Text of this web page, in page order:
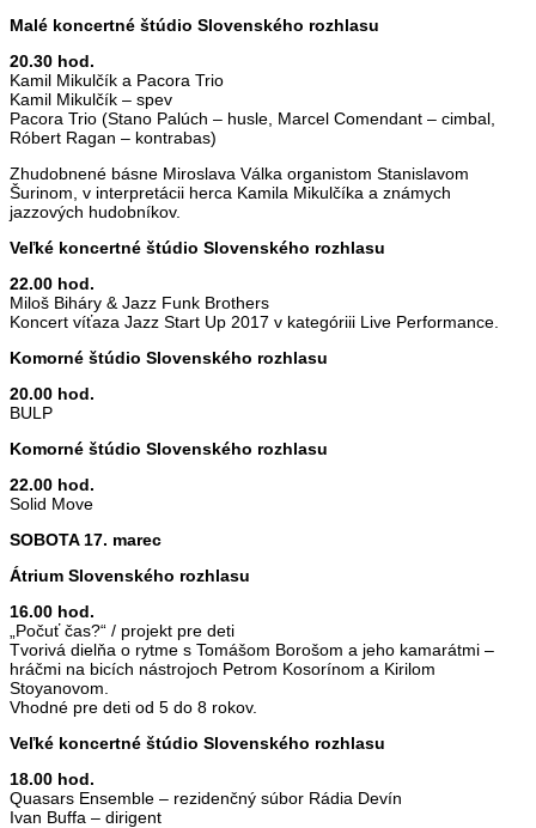
Malé koncertné štúdio Slovenského rozhlasu
20.30 hod.
Kamil Mikulčík a Pacora Trio
Kamil Mikulčík – spev
Pacora Trio (Stano Palúch – husle, Marcel Comendant – cimbal,
Róbert Ragan – kontrabas)
Zhudobnené básne Miroslava Válka organistom Stanislavom
Šurinom, v interpretácii herca Kamila Mikulčíka a známych
jazzových hudobníkov.
Veľké koncertné štúdio Slovenského rozhlasu
22.00 hod.
Miloš Biháry & Jazz Funk Brothers
Koncert víťaza Jazz Start Up 2017 v kategóriii Live Performance.
Komorné štúdio Slovenského rozhlasu
20.00 hod.
BULP
Komorné štúdio Slovenského rozhlasu
22.00 hod.
Solid Move
SOBOTA 17. marec
Átrium Slovenského rozhlasu
16.00 hod.
„Počuť čas?“ / projekt pre deti
Tvorivá dielňa o rytme s Tomášom Borošom a jeho kamarátmi –
hráčmi na bicích nástrojoch Petrom Kosorínom a Kirilom
Stoyanovom.
Vhodné pre deti od 5 do 8 rokov.
Veľké koncertné štúdio Slovenského rozhlasu
18.00 hod.
Quasars Ensemble – rezidenčný súbor Rádia Devín
Ivan Buffa – dirigent